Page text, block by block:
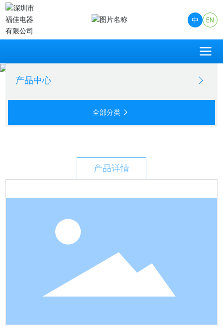
中 EN
产品中心
全部分类
产品详情